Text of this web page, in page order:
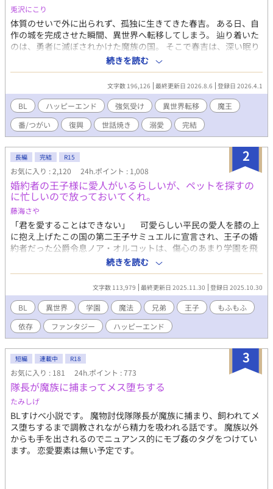
兎沢にこり
体質のせいで外に出られず、孤独に生きてきた春吉。 ある日、自
作の城を完成させた瞬間、異世界へ転移してしまう。 辿り着いた
のは、勇者に滅ぼされかけた魔族の国。 そこで春吉は、深い眠り
についた美しい魔王ノクティスの“ツガイ”として迎えられる。 蔦
に守られ、魔族たちに慕われながら、少しずつこの国で居場所を
見つけていく春吉。 だが、勇者たちは再び魔王を殺そうと動き始
めていて――。 「何もしないなんて、無理だろ」 優しすぎる魔王
と、そのツガイになった青年が、傷ついた国と心を再生してい
く、溺愛×異世界復興BLファンタジー。
続きを読む
文字数 196,126 最終更新日 2026.8.6 登録日 2026.4.1
BL ハッピーエンド 強気受け 異世界転移
魔王
番/つがい
復興 世話焼き 溺愛 完結
2
長編 完結 R15
お気に入り : 2,120 24h.ポイント : 1,008
婚約者の王子様に愛人がいるらしいが、ペットを探すの
に忙しいので放っておいてくれ。
藤海さや
「君を愛することはできない」 可愛らしい平民の愛人を膝の上
に抱え上げたこの国の第二王子サミュエルに宣言され、王子の婚
約者だった公爵令息ノア・オルコットは、傷心のあまり学園を飛
び出してしまった……というのが学園の生徒たちの認識である。
だがノアの本当の目的は、行方不明の自分のペット（魔王の側
近だったらしい）の捜索だった。通りすがりの魔族に道を尋ねて
目的地へ向かう途中、ノアは完璧な変装をしていたにも関わら
ず、何故かノアを追ってきたらしい王子サミュエルに捕まってし
まう。 ◇拙作「僕が勇者に殺された件。」に出てきたノアの話で
すが、一応単体でも読めます。 ◇テキトー設定。細かいツッコミ
はご容赦ください。見切り発車なので不定期更新となります。
続きを読む
文字数 113,979 最終更新日 2025.11.30 登録日 2025.10.30
BL 異世界 学園 魔法 兄弟 王子
もふもふ
依存
ファンタジー ハッピーエンド
3
短編 連載中 R18
お気に入り : 181 24h.ポイント : 773
隊長が魔族に捕まってメス堕ちする
たみしげ
BLすけべ小説です。 魔物討伐隊隊長が魔族に捕まり、飼われてメ
ス堕ちするまで調教されながら精力を吸われる話です。 魔族以外
からも手を出されるのでニュアンス的にモブ姦のタグをつけてい
ます。 恋愛要素は無い予定です。